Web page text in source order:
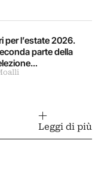
per l’estate 2026.
parte della
Leggi di più